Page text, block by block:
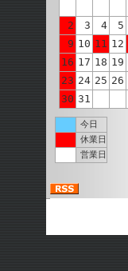
2
3 4 5
9 10 11 12
16 17 18 19
23 24 25 26
30 31
今日
休業日
営業日